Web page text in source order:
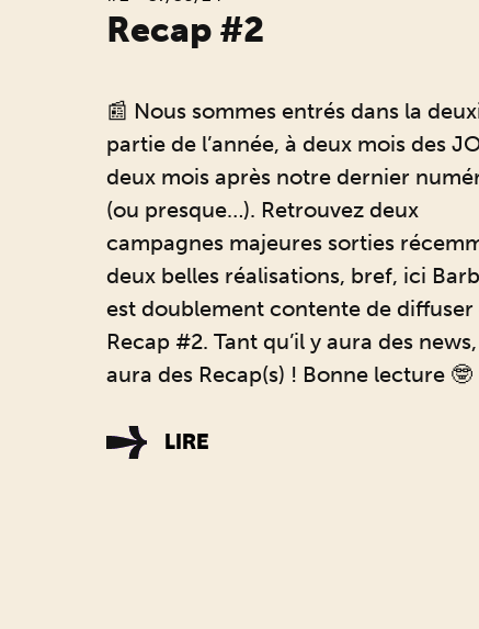
Recap #2
📰 Nous sommes entrés dans la
partie de l’année, à deux mois des
deux mois après notre dernier
(ou presque…). Retrouvez deux
campagnes majeures sorties
deux belles réalisations, bref, ici
est doublement contente de diffuser
Recap #2. Tant qu’il y aura des
aura des Recap(s) ! Bonne lecture 🤓
LIRE